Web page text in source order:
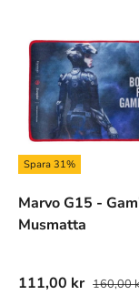
Spara 31%
Marvo G15 -
Musmatta
111,00 kr 160,00